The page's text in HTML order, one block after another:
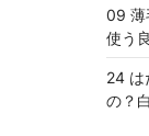
09 薄
使う
24 は
の？